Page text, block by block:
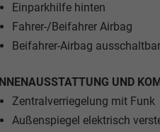
Einparkhilfe hinten
Fahrer-/Beifahrer Airbag
Beifahrer-Airbag ausschaltbar
INNENAUSSTATTUNG UND
Zentralverriegelung mit Funk
Außenspiegel elektrisch